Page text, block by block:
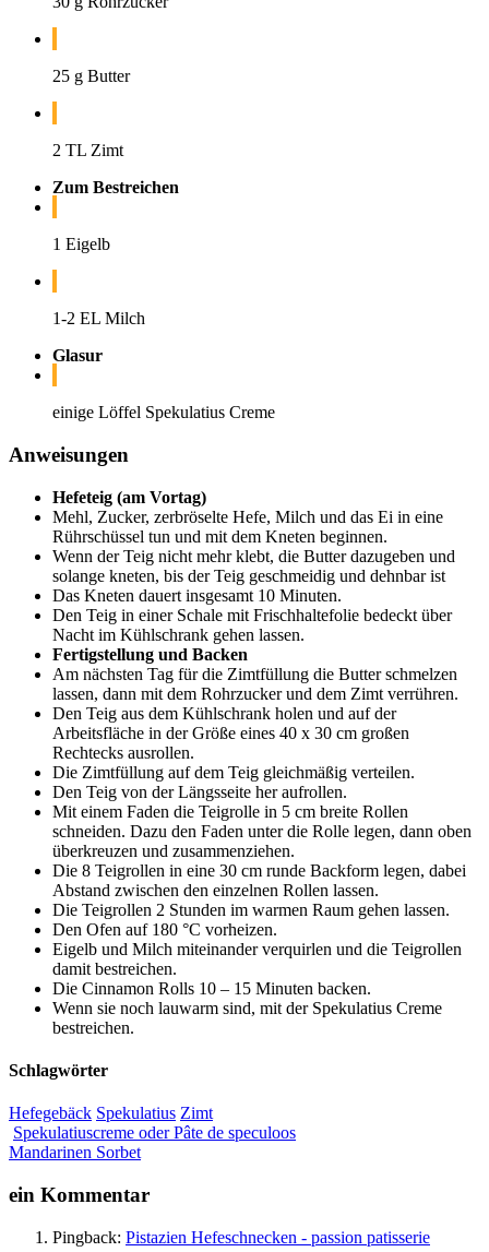
25 g Butter
2 TL Zimt
Zum Bestreichen
1 Eigelb
1-2 EL Milch
Glasur
einige Löffel Spekulatius Creme
Anweisungen
Hefeteig (am Vortag)
Mehl, Zucker, zerbröselte Hefe, Milch und das Ei in eine
Rührschüssel tun und mit dem Kneten beginnen.
Wenn der Teig nicht mehr klebt, die Butter dazugeben und
solange kneten, bis der Teig geschmeidig und dehnbar ist
Das Kneten dauert insgesamt 10 Minuten.
Den Teig in einer Schale mit Frischhaltefolie bedeckt über
Nacht im Kühlschrank gehen lassen.
Fertigstellung und Backen
Am nächsten Tag für die Zimtfüllung die Butter schmelzen
lassen, dann mit dem Rohrzucker und dem Zimt verrühren.
Den Teig aus dem Kühlschrank holen und auf der
Arbeitsfläche in der Größe eines 40 x 30 cm großen
Rechtecks ausrollen.
Die Zimtfüllung auf dem Teig gleichmäßig verteilen.
Den Teig von der Längsseite her aufrollen.
Mit einem Faden die Teigrolle in 5 cm breite Rollen
schneiden. Dazu den Faden unter die Rolle legen, dann oben
überkreuzen und zusammenziehen.
Die 8 Teigrollen in eine 30 cm runde Backform legen, dabei
Abstand zwischen den einzelnen Rollen lassen.
Die Teigrollen 2 Stunden im warmen Raum gehen lassen.
Den Ofen auf 180 °C vorheizen.
Eigelb und Milch miteinander verquirlen und die Teigrollen
damit bestreichen.
Die Cinnamon Rolls 10 – 15 Minuten backen.
Wenn sie noch lauwarm sind, mit der Spekulatius Creme
bestreichen.
Schlagwörter
Hefegebäck Spekulatius Zimt
Spekulatiuscreme oder Pâte de speculoos
Mandarinen Sorbet
ein Kommentar
Pingback: Pistazien Hefeschnecken - passion patisserie